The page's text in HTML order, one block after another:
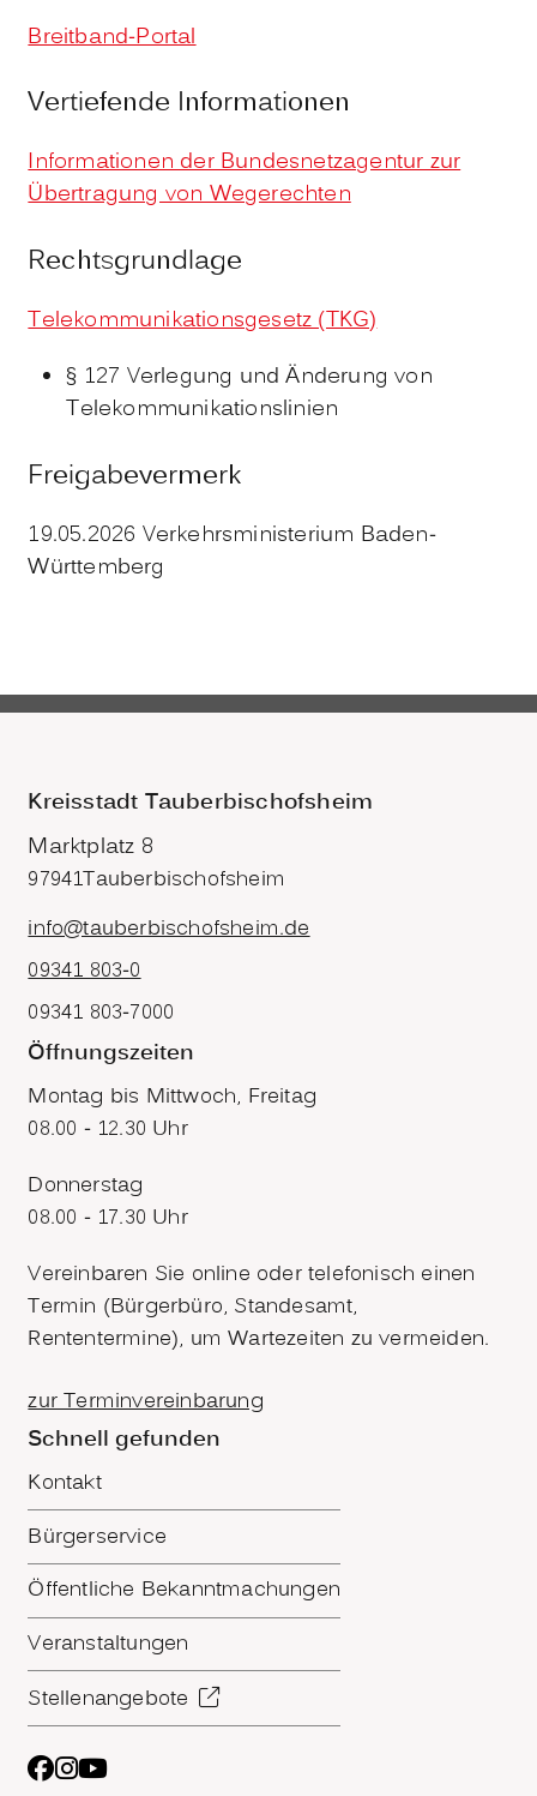
Breitband-Portal
Vertiefende Informationen
Informationen der Bundesnetzagentur zur
Übertragung von Wegerechten
Rechtsgrundlage
Telekommunikationsgesetz (TKG)
§ 127 Verlegung und Änderung von
Telekommunikationslinien
Freigabevermerk
19.05.2026 Verkehrsministerium Baden-
Württemberg
Kreisstadt Tauberbischofsheim
Marktplatz 8
97941Tauberbischofsheim
info@tauberbischofsheim.de
09341 803-0
09341 803-7000
Öffnungszeiten
Montag bis Mittwoch, Freitag
08.00 - 12.30 Uhr
Donnerstag
08.00 - 17.30 Uhr
Vereinbaren Sie online oder telefonisch einen
Termin (Bürgerbüro, Standesamt,
Rententermine), um Wartezeiten zu vermeiden.
zur Terminvereinbarung
Schnell gefunden
Kontakt
Bürgerservice
Öffentliche Bekanntmachungen
Veranstaltungen
Stellenangebote